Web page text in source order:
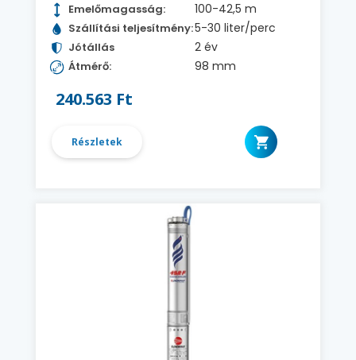
Emelőmagasság: 100-42,5 m
Szállítási teljesítmény:5-30 liter/perc
Jótállás 2 év
Átmérő: 98 mm
240.563 Ft
Részletek